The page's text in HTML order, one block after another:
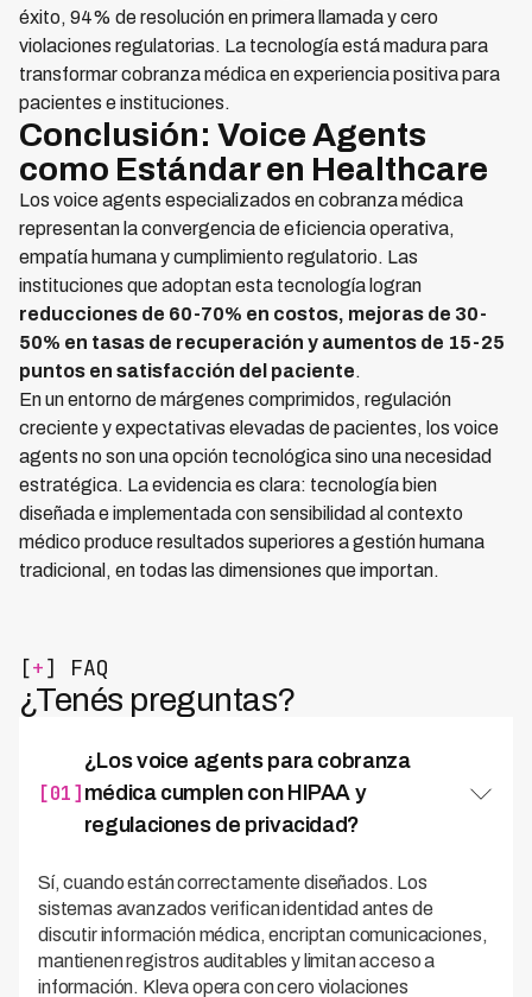
éxito, 94% de resolución en primera llamada y cero
violaciones regulatorias. La tecnología está madura para
transformar cobranza médica en experiencia positiva para
pacientes e instituciones.
Conclusión: Voice Agents
como Estándar en Healthcare
Los voice agents especializados en cobranza médica
representan la convergencia de eficiencia operativa,
empatía humana y cumplimiento regulatorio. Las
instituciones que adoptan esta tecnología logran
reducciones de 60-70% en costos, mejoras de 30-
50% en tasas de recuperación y aumentos de 15-25
puntos en satisfacción del paciente.
En un entorno de márgenes comprimidos, regulación
creciente y expectativas elevadas de pacientes, los voice
agents no son una opción tecnológica sino una necesidad
estratégica. La evidencia es clara: tecnología bien
diseñada e implementada con sensibilidad al contexto
médico produce resultados superiores a gestión humana
tradicional, en todas las dimensiones que importan.
[+] FAQ
¿Tenés preguntas?
[01]
¿Los voice agents para cobranza
médica cumplen con HIPAA y
regulaciones de privacidad?
Sí, cuando están correctamente diseñados. Los
sistemas avanzados verifican identidad antes de
discutir información médica, encriptan comunicaciones,
mantienen registros auditables y limitan acceso a
información. Kleva opera con cero violaciones